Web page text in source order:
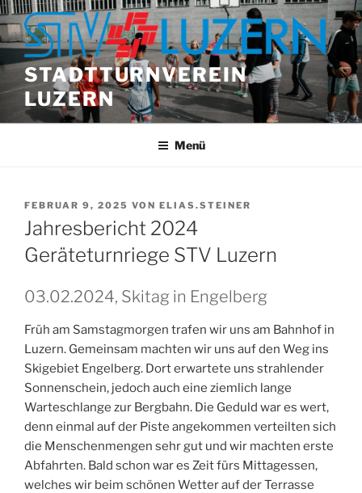
Zum
Inhalt
springen
STADTTURNVEREIN
LUZERN
Menü
VERÖFFENTLICHT
AM
FEBRUAR 9, 2025 VON ELIAS.STEINER
Jahresbericht 2024
Geräteturnriege STV Luzern
03.02.2024, Skitag in Engelberg
Früh am Samstagmorgen trafen wir uns am Bahnhof in
Luzern. Gemeinsam machten wir uns auf den Weg ins
Skigebiet Engelberg. Dort erwartete uns strahlender
Sonnenschein, jedoch auch eine ziemlich lange
Warteschlange zur Bergbahn. Die Geduld war es wert,
denn einmal auf der Piste angekommen verteilten sich
die Menschenmengen sehr gut und wir machten erste
Abfahrten. Bald schon war es Zeit fürs Mittagessen,
welches wir beim schönen Wetter auf der Terrasse